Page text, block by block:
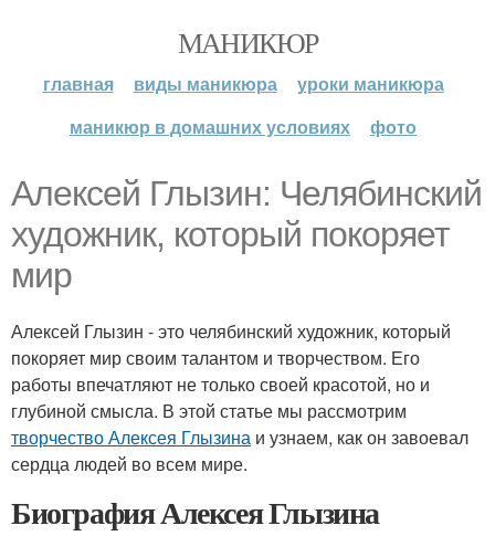
МАНИКЮР
главная виды маникюра
уроки маникюра
маникюр в домашних условиях
фото
Алексей Глызин: Челябинский
художник, который покоряет
мир
Алексей Глызин - это челябинский художник, который
покоряет мир своим талантом и творчеством. Его
работы впечатляют не только своей красотой, но и
глубиной смысла. В этой статье мы рассмотрим
творчество Алексея Глызина и узнаем, как он завоевал
сердца людей во всем мире.
Биография Алексея Глызина